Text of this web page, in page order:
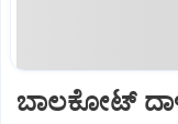
ಬಾಲಕೋಟ್‌